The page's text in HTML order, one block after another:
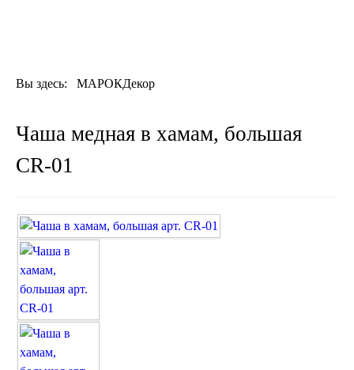
Люстры марокканские
Марокканские
КОНТАКТЫ
Вы здесь: МАРОКДекор
Чаша медная в хамам, большая
CR-01